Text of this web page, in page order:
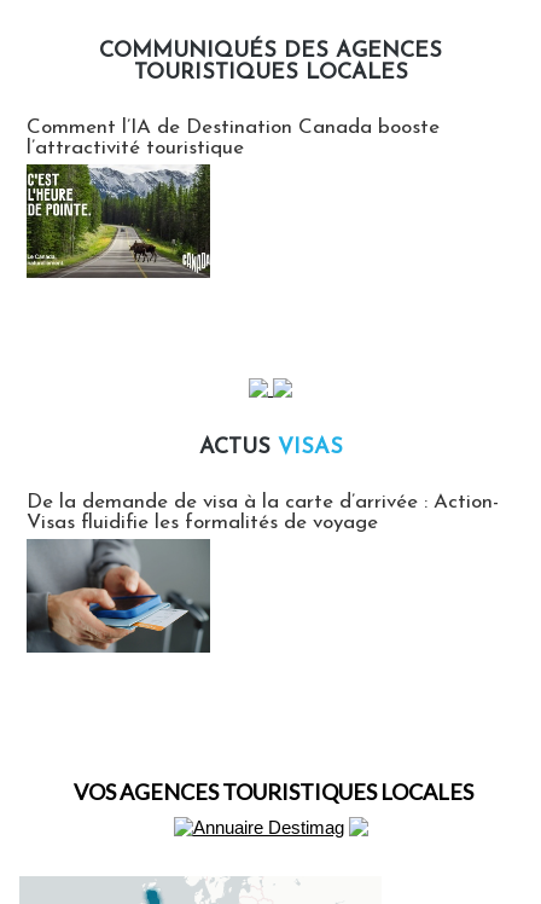
COMMUNIQUÉS DES AGENCES
TOURISTIQUES LOCALES
Comment l’IA de Destination Canada booste
l’attractivité touristique
ACTUS VISAS
De la demande de visa à la carte d’arrivée : Action-
Visas fluidifie les formalités de voyage
VOS AGENCES TOURISTIQUES LOCALES